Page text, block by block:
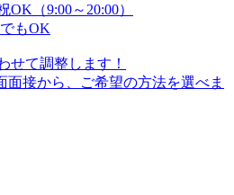
OK（9:00～20:00）
もOK
せて調整します！
面接から、ご希望の方法を選べま